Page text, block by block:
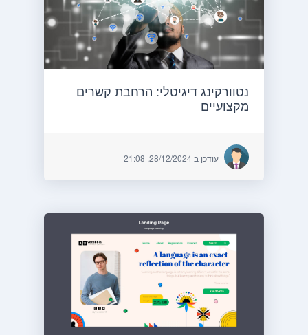
נטוורקינג דיגיטלי: הרחבת קשרים
מקצועיים
עודכן ב 28/12/2024, 21:08